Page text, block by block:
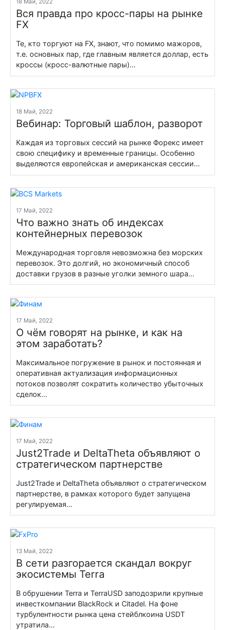
18 Май, 2022
Вся правда про кросс-пары на рынке
FX
Те, кто торгуют на FX, знают, что помимо мажоров,
т.е. основных пар, где главным является доллар, есть
кроссы (кросс-валютные пары)...
18 Май, 2022
Вебинар: Торговый шаблон, разворот
Каждая из торговых сессий на рынке Форекс имеет
свою специфику и временные границы. Особенно
выделяются европейская и американская сессии...
17 Май, 2022
Что важно знать об индексах
контейнерных перевозок
Международная торговля невозможна без морских
перевозок. Это долгий, но экономичный способ
доставки грузов в разные уголки земного шара...
17 Май, 2022
О чём говорят на рынке, и как на
этом заработать?
Максимальное погружение в рынок и постоянная и
оперативная актуализация информационных
потоков позволят сократить количество убыточных
сделок...
17 Май, 2022
Just2Trade и DeltaTheta объявляют о
стратегическом партнерстве
Just2Trade и DeltaTheta объявляют о стратегическом
партнерстве, в рамках которого будет запущена
регулируемая...
13 Май, 2022
В сети разгорается скандал вокруг
экосистемы Terra
В обрушении Terra и TerraUSD заподозрили крупные
инвесткомпании BlackRock и Citadel. На фоне
турбулентности рынка цена стейблкоина USDT
утратила...